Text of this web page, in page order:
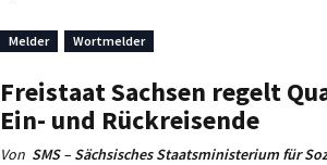
Melder Wortmelder
Freistaat Sachsen regelt
Ein- und Rückreisende
Von SMS – Sächsisches Staatsministerium für